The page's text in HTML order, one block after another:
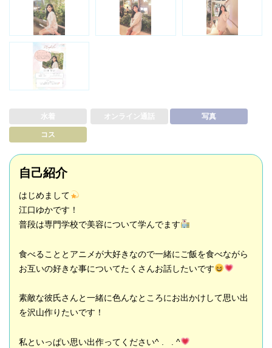
水着
コス
写真
オンライン通話
自己紹介
はじめまして
江口ゆかです！
普段は専門学校で美容について学んでます
食べることとアニメが大好きなので一緒にご飯を食べながら
お互いの好きな事についてたくさんお話したいです
素敵な彼氏さんと一緒に色んなところにお出かけして思い出
を沢山作りたいです！
私といっぱい思い出作ってください^ . . ^